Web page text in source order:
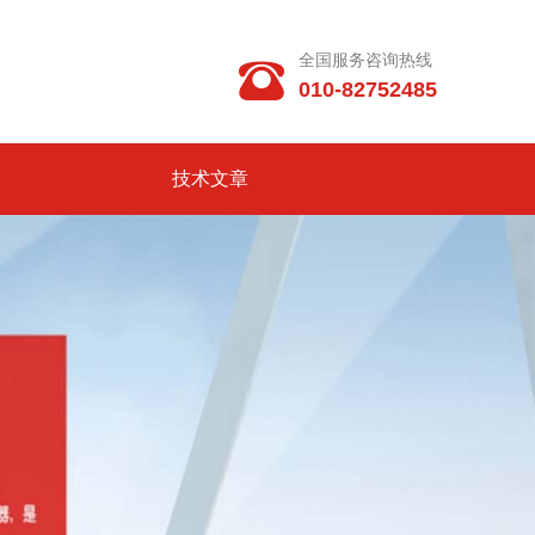
 全国服务咨询热线
010-82752485
技术文章